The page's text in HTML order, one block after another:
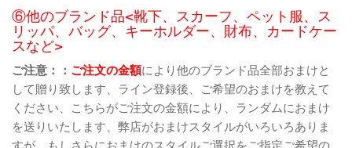
⑥他のブランド品<靴下、スカーフ、ペット服、ス
リッパ、バッグ、キーホルダー、財布、カードケー
スなど>
ご注意：： ご注文の金額により他のブランド品全部おまけと
して贈り致します、ライン登録後、ご希望のおまけを教えて
ください、こちらがご注文の金額により、ランダムにおまけ
を送りいたします、弊店がおまけスタイルがいろいろありま